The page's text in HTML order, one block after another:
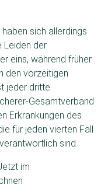
sich allerdings
Leiden der
eins, während früher
den vorzeitigen
jeder dritte
Gesamtverband
Erkrankungen des
für jeden vierten Fall
sind.
im